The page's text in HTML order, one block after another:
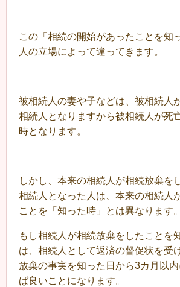
この「相続の開始があったことを知
人の立場によって違ってきます。
被相続人の妻や子などは、被相続人
相続人となりますから被相続人が死
時となります。
しかし、本来の相続人が相続放棄を
相続人となった人は、本来の相続人
ことを「知った時」とは異なります。
もし相続人が相続放棄をしたことを
は、相続人として返済の督促状を受
放棄の事実を知った日から3カ月以
ば良いことになります。